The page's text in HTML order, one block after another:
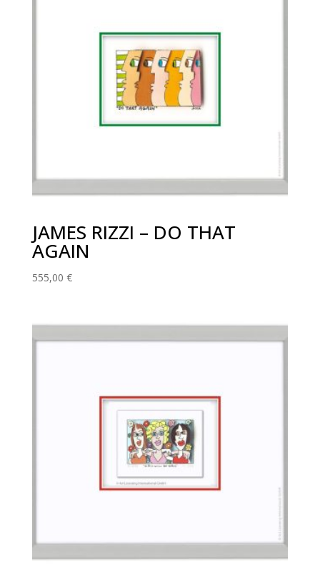
JAMES RIZZI – DO THAT
AGAIN
555,00 €